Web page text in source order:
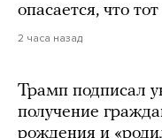
опасается, что
2 часа назад
Трамп подписал
получение
рождения и